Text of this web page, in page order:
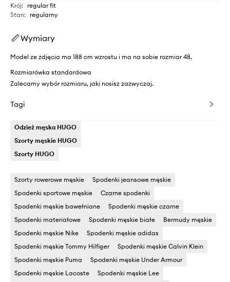
Krój: regular fit
Stan: regularny
Wymiary
Model ze zdjęcia ma 188 cm wzrostu i ma na sobie rozmiar 48.
Rozmiarówka standardowa
Zalecamy wybór rozmiaru, jaki nosisz zazwyczaj.
Tagi
Odzież męska HUGO
Szorty męskie HUGO
Szorty HUGO
Szorty rowerowe męskie
Spodenki jeansowe męskie
Spodenki sportowe męskie
Czarne spodenki
Spodenki męskie bawełniane
Spodenki męskie czarne
Spodenki materiałowe
Spodenki męskie białe
Bermudy męskie
Spodenki męskie Nike
Spodenki męskie adidas
Spodenki męskie Tommy Hilfiger
Spodenki męskie Calvin Klein
Spodenki męskie Puma
Spodenki męskie Under Armour
Spodenki męskie Lacoste
Spodenki męskie Lee